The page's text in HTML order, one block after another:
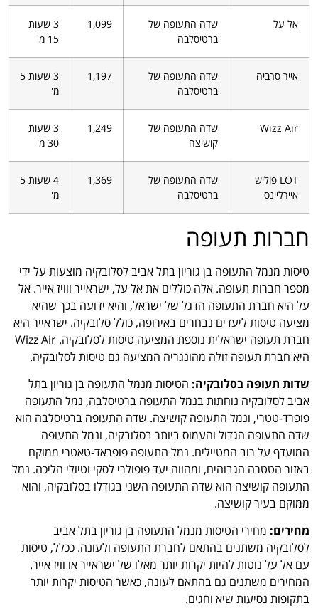
אל על
שדה התעופה של
ברטיסלבה
1,099
3 שעות
15 מ'
אייר סרביה
שדה התעופה של
ברטיסלבה
1,197
3 שעות 5
מ'
Wizz Air
שדה התעופה של
קושיצה
1,249
3 שעות
30 מ'
LOT פוליש
איירליינס
שדה התעופה של
ברטיסלבה
1,369
4 שעות 5
מ'
חברות תעופה
טיסות מנמל התעופה בן גוריון בתל אביב לסלובקיה מוצעות על ידי
מספר חברות תעופה. אלה כוללים את אל על, ישראייר ווויז אייר. אל
על היא חברת התעופה הדגל של ישראל, והיא ידועה בכך שהיא
מציעה טיסות ליעדים נבחרים באירופה, כולל סלובקיה. ישראייר היא
חברת תעופה ישראלית נוספת המציעה טיסות לסלובקיה. Wizz Air
היא חברת תעופה זולה מהונגריה המציעה גם טיסות לסלובקיה.
שדות תעופה בסלובקיה: הטיסות מנמל התעופה בן גוריון בתל
אביב לסלובקיה נוחתות בנמל התעופה ברטיסלבה, נמל התעופה
פופרד-טטרי, ונמל התעופה קושיצה. שדה התעופה ברטיסלבה הוא
שדה התעופה הגדול והעמוס ביותר בסלובקיה, ונמל התעופה
המועדף על רוב המטיילים. נמל התעופה פופראד-טאטרי ממוקם
באזור הטטרה הגבוהים, ומהווה יעד פופולרי לסקי וטיולי הליכה. נמל
התעופה קושיצה הוא שדה התעופה השני בגודלו בסלובקיה, והוא
ממוקם בעיר קושיצה.
מחירים: מחירי הטיסות מנמל התעופה בן גוריון בתל אביב
לסלובקיה משתנים בהתאם לחברת התעופה ולעונה. ככלל, טיסות
עם אל על נוטות להיות יקרות יותר מאלו של ישראייר או וויז אייר.
המחירים משתנים גם בהתאם לעונה, כאשר הטיסות יקרות יותר
בתקופות נסיעות שיא וחגים.